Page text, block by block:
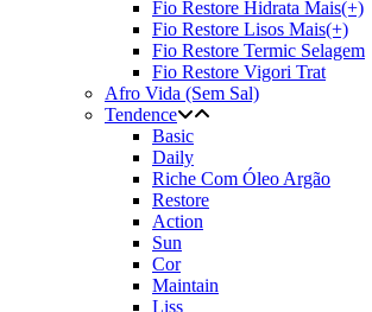
Fio Restore Hidrata Mais(+)
Fio Restore Lisos Mais(+)
Fio Restore Termic Selagem
Fio Restore Vigori Trat
Afro Vida (Sem Sal)
Tendence
Basic
Daily
Riche Com Óleo Argão
Restore
Action
Sun
Cor
Maintain
Liss